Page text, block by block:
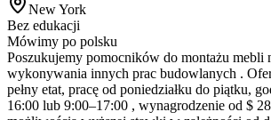
New York
Bez edukacji
Mówimy po polsku
Poszukujemy pomocników do montażu mebli
wykonywania innych prac budowlanych .
pełny etat, pracę od poniedziałku do piątku,
16:00 lub 9:00–17:00 , wynagrodzenie od $